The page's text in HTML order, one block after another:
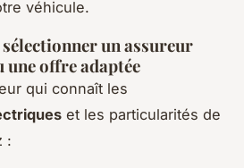
véhicule.
un assureur
une offre adaptée
qui connaît les
et les particularités de
: